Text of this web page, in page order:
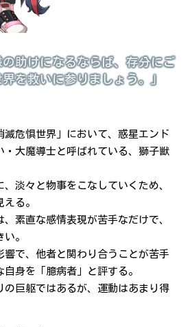
の助けになるならば、存分にご
を救いに参りましょう。」
滅危惧世界」において、惑星エンド
・大魔導士と呼ばれている、獅子獣
淡々と物事をこなしていくため、
る。
、素直な感情表現が苦手なだけで、
。
響で、他者と関わり合うことが苦手
身を「臆病者」と評する。
の巨躯ではあるが、運動はあまり得